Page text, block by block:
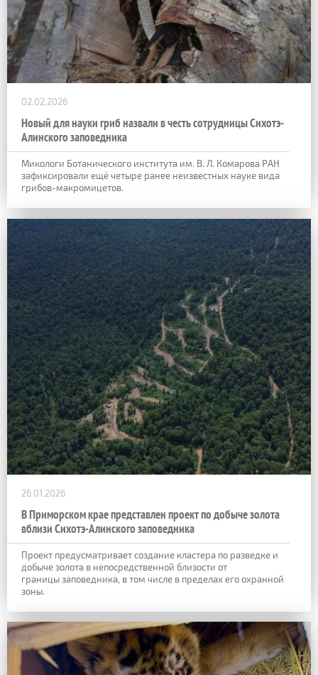
02.02.2026
Новый для науки гриб назвали в честь сотрудницы Сихотэ-
Алинского заповедника
Микологи Ботанического института им. В. Л. Комарова РАН
зафиксировали ещё четыре ранее неизвестных науке вида
грибов-макромицетов.
26.01.2026
В Приморском крае представлен проект по добыче золота
вблизи Сихотэ-Алинского заповедника
Проект предусматривает создание кластера по разведке и
добыче золота в непосредственной близости от
границы заповедника, в том числе в пределах его охранной
зоны.